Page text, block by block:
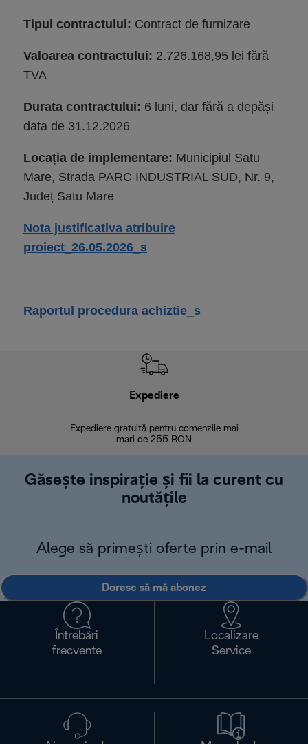
Tipul contractului: Contract de furnizare
Valoarea contractului: 2.726.168,95 lei fără
TVA
Durata contractului: 6 luni, dar fără a depăși
data de 31.12.2026
Locația de implementare: Municipiul Satu
Mare, Strada PARC INDUSTRIAL SUD, Nr. 9,
Județ Satu Mare
Nota justificativa atribuire
proiect_26.05.2026_s
Raportul procedura achiztie_s
Expediere
Expediere gratuită pentru comenzile mai
mari de 255 RON
Găsește inspirație și fii la curent cu
noutățile
Alege să primești oferte prin e-mail
Doresc să mă abonez
Întrebări
frecvente
Localizare
Service